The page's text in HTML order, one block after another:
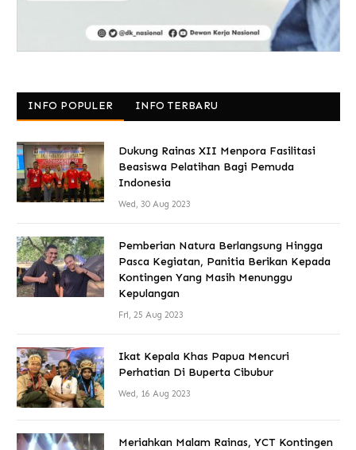
INFO POPULER INFO TERBARU
Dukung Rainas XII Menpora Fasilitasi
Beasiswa Pelatihan Bagi Pemuda
Indonesia
Wed, 30 Aug 2023
Pemberian Natura Berlangsung Hingga
Pasca Kegiatan, Panitia Berikan Kepada
Kontingen Yang Masih Menunggu
Kepulangan
Fri, 25 Aug 2023
Ikat Kepala Khas Papua Mencuri
Perhatian Di Buperta Cibubur
Wed, 16 Aug 2023
Meriahkan Malam Rainas, YCT Kontingen